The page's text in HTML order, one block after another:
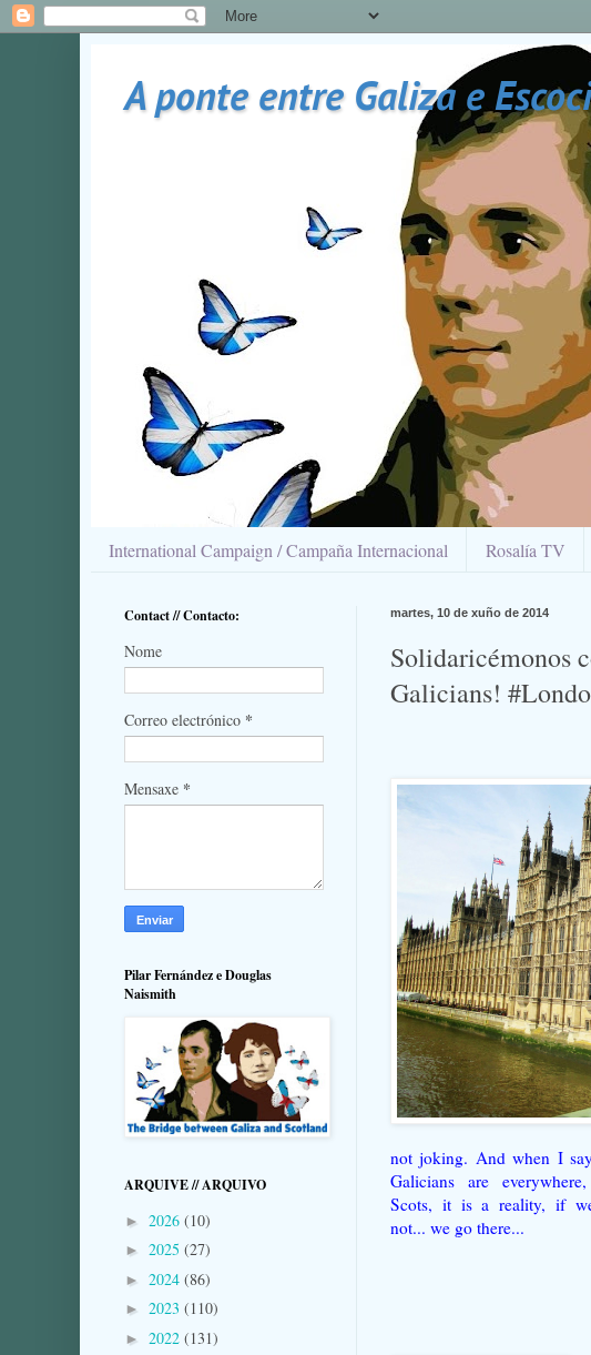
A ponte entre Galiza e
International Campaign / Campaña Internacional Rosalía TV
martes, 10 de xuño de 2014
Solidaricémonos
Galicians!
not joking. And when I
Galicians are
Scots, it is a reality, if
not... we go there...
Contact // Contacto:
Nome
Correo electrónico *
Mensaxe *
Pilar Fernández e Douglas
Naismith
ARQUIVE // ARQUIVO
► 2026 (10)
► 2025 (27)
► 2024 (86)
► 2023 (110)
► 2022 (131)